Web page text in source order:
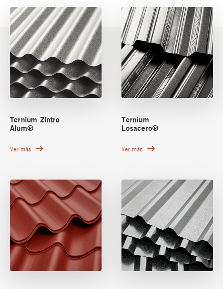
Ternium Zintro
Alum®
Ver más
Ternium
Losacero®
Ver más